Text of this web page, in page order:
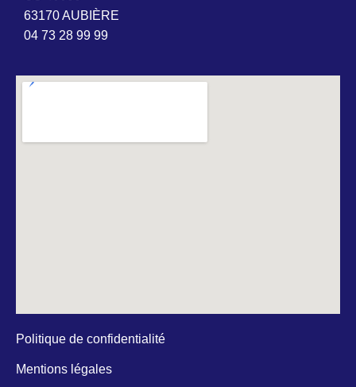
63170 AUBIÈRE
04 73 28 99 99
Politique de confidentialité
Mentions légales